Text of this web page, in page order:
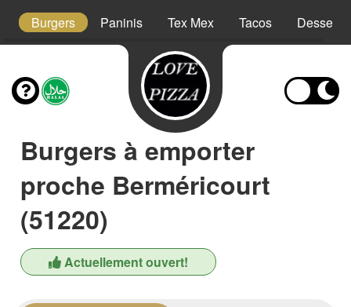
Burgers Paninis Tex Mex Tacos Desserts
Burgers à emporter
proche Berméricourt
(51220)
Actuellement ouvert!